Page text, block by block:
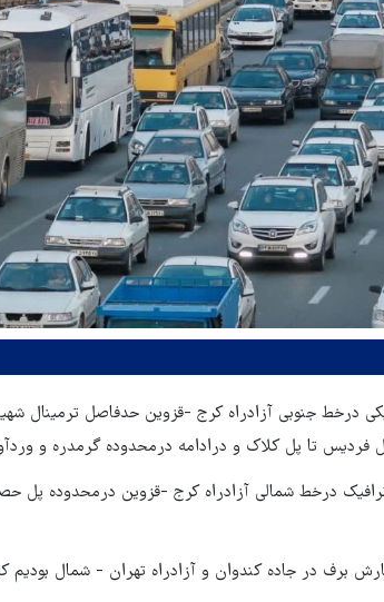
درخط جنوبی آزادراه کرج -قزوین حدفاصل ترمینال
فردیس تا پل کلاک و درادامه درمحدوده گرمدره و
درخط شمالی آزادراه کرج -قزوین درمحدوده پل
برف در جاده کندوان و آزادراه تهران - شمال بودیم